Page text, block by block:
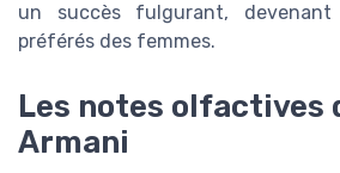
un succès fulgurant,
préférés des femmes.
Les notes olfactives
Armani